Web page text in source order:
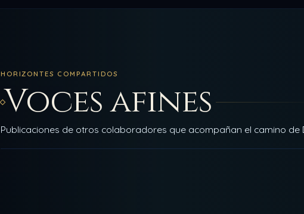
HORIZONTES COMPARTIDOS
Voces afines
Publicaciones de otros colaboradores que acompañan el camino de